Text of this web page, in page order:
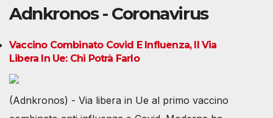
Adnkronos - Coronavirus
Vaccino Combinato Covid E Influenza, Il Via
Libera In Ue: Chi Potrà Farlo
(Adnkronos) - Via libera in Ue al primo vaccino